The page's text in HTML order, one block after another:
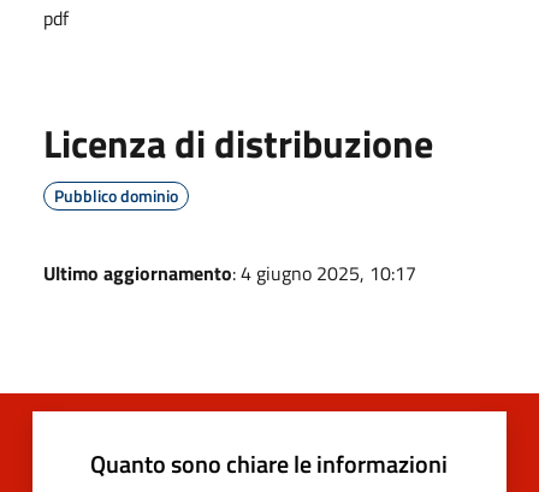
pdf
Licenza di distribuzione
Pubblico dominio
Ultimo aggiornamento: 4 giugno 2025, 10:17
Quanto sono chiare le informazioni